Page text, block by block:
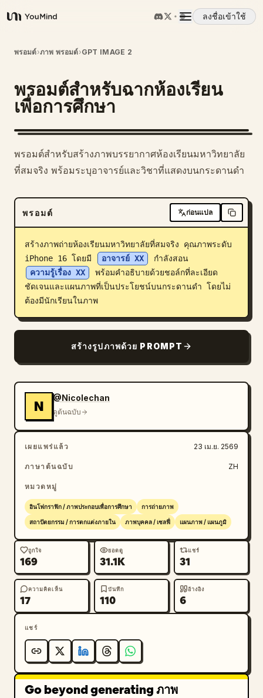
YouMind
ลงชื่อเข้าใช้
ภาพรวม
กรณีการใช้งาน
ทักษะ
พรอมต์
ราคา
ดาวน์โหลด
บล็อก
อัปเดต
พรอมต์›ภาพ พรอมต์›GPT IMAGE 2
พรอมต์สำหรับฉากห้องเรียน
เพื่อการศึกษา
พรอมต์สำหรับสร้างภาพบรรยากาศห้องเรียนมหาวิทยาลัย
ที่สมจริง พร้อมระบุอาจารย์และวิชาที่แสดงบนกระดานดำ
พรอมต์ ก่อนแปล
สร้างภาพถ่ายห้องเรียนมหาวิทยาลัยที่สมจริง คุณภาพระดับ
iPhone 16 โดยมี
อาจารย์ XX
กำลังสอน
ความรู้เรื่อง XX
พร้อมคำอธิบายด้วยชอล์กที่ละเอียด
ชัดเจนและแผนภาพที่เป็นประโยชน์บนกระดานดำ โดยไม่
ต้องมีนักเรียนในภาพ
สร้างรูปภาพด้วย PROMPT
N
@Nicolechan
ดูต้นฉบับ
เผยแพร่แล้ว 23 เม.ย. 2569
ภาษาต้นฉบับ ZH
หมวดหมู่
อินโฟกราฟิก / ภาพประกอบเพื่อการศึกษา การถ่ายภาพ
สถาปัตยกรรม / การตกแต่งภายใน ภาพบุคคล / เซลฟี่ แผนภาพ / แผนภูมิ
ถูกใจ
169
ยอดดู
31.1K
แชร์
31
ความคิดเห็น
17
บันทึก
110
อ้างอิง
6
แชร์
Go beyond generating ภาพ